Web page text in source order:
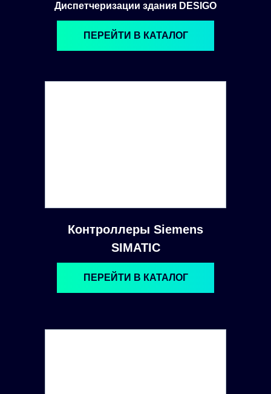
Диспетчеризации здания DESIGO
Контроллеры Siemens
SIMATIC
ПЕРЕЙТИ В КАТАЛОГ
ПЕРЕЙТИ В КАТАЛОГ